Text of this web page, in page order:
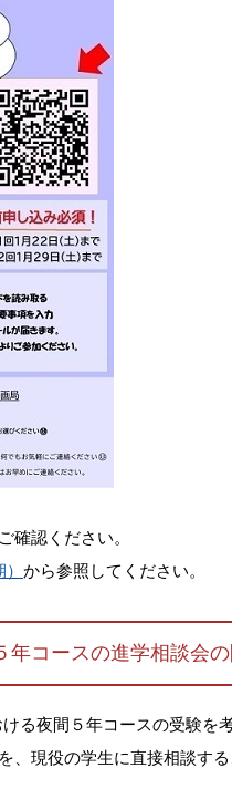
確認ください。
から参照してください。
コースの進学相談会の
る夜間５年コースの受験を
、現役の学生に直接相談す